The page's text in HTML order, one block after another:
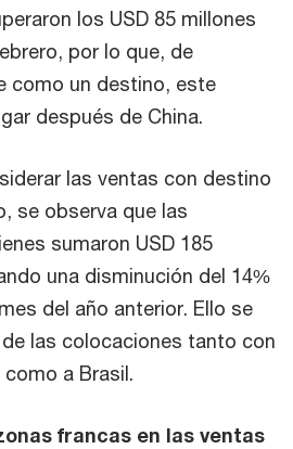
los USD 85 millones
por lo que, de
como un destino, este
después de China.
las ventas con destino
se observa que las
sumaron USD 185
una disminución del 14%
del año anterior. Ello se
las colocaciones tanto con
a Brasil.
francas en las ventas